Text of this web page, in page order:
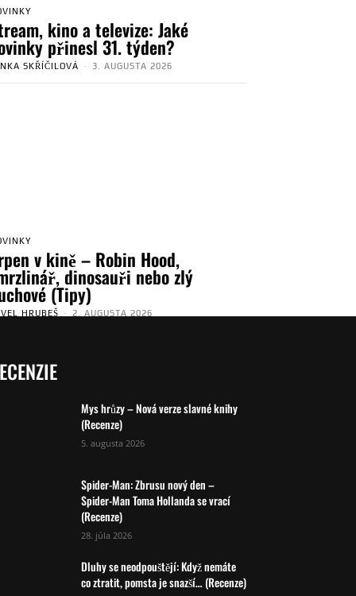
kino a televize: Jaké
přinesl 31. týden?
SKŘÍČILOVÁ - 3. AUGUSTA 2026
v kině – Robin Hood,
dinosauři nebo zlý
(Tipy)
HRUBEŠ - 2. AUGUSTA 2026
Mys hrůzy – Nová verze slavné knihy
(Recenze)
5. augusta 2026
Spider-Man: Zbrusu nový den –
Spider-Man Toma Hollanda se vrací
(Recenze)
28. júla 2026
Dluhy se neodpouštějí: Když nemáte
co ztratit, pomsta je snazší… (Recenze)